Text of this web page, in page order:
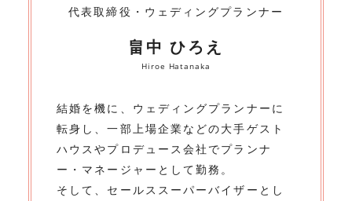
代表取締役・ウェディングプランナー
畠中 ひろえ
Hiroe Hatanaka
結婚を機に、ウェディングプランナーに
転身し、一部上場企業などの大手ゲスト
ハウスやプロデュース会社でプランナ
ー・マネージャーとして勤務。
そして、セールススーパーバイザーとし